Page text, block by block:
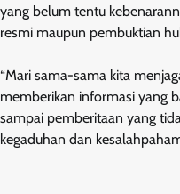
yang belum tentu
resmi maupun pembuktian
“Mari sama-sama kita
memberikan informasi yang
sampai pemberitaan yang
kegaduhan dan